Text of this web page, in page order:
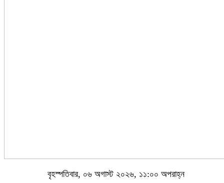
বৃহস্পতিবার, ০৬ অগাস্ট ২০২৬, ১১:০০ অপরাহ্ন